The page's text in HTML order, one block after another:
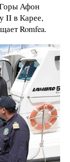
Афон
II в Карее,
Romfea.